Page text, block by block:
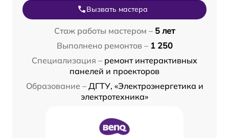
Вызвать мастера
Стаж работы мастером – 5 лет
Выполнено ремонтов – 1 250
Специализация – ремонт интерактивных
панелей и проекторов
Образование – ДГТУ, «Электроэнергетика и
электротехника»